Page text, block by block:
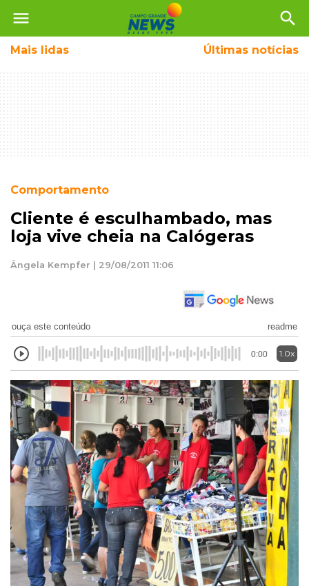
menu search
Mais lidas Últimas notícias
Comportamento
Cliente é esculhambado, mas
loja vive cheia na Calógeras
Ângela Kempfer | 29/08/2011 11:06
ouça este conteúdo readme
0:00 1.0x